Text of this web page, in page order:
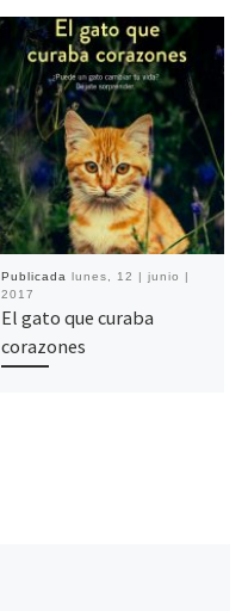
Publicada
lunes, 12 | junio |
2017
El gato que curaba
corazones